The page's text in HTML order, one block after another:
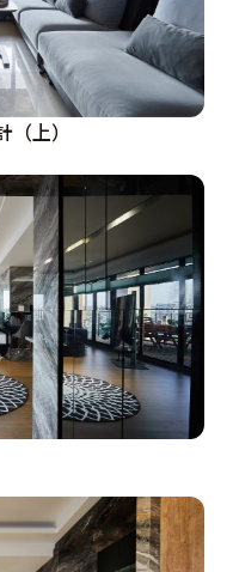
直以來堅持的「條件
」原則，讓原來的衣櫃
為書桌或沙發區之使
計為單純臥室，而書
我們認為此房間為最
感的創造及延伸，功能
的設計之下，都會很有
來的隔間，方便我們
外我們把其空間設定
、娛樂間（電玩）、藉
program！
玄關處更是如此。將
的採光。也讓原餐廳
上）